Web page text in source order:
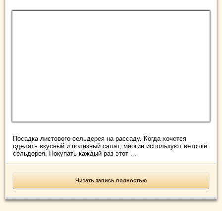
Посадка листового сельдерея на рассаду. Когда хочется
сделать вкусный и полезный салат, многие используют веточки
сельдерея. Покупать каждый раз этот ...
Читать запись полностью